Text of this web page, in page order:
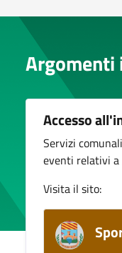
Argomenti
Accesso
Servizi
eventi relativi a
Visita il sito: